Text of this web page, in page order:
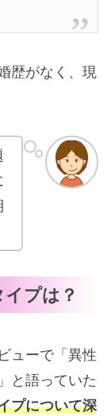
歴がなく、現
プは？
ューで「異性
と語っていた
プについて深